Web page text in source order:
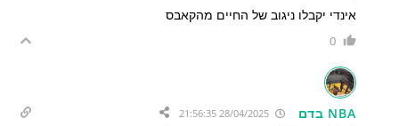
אינדי יקבלו ניגוב של החיים מהקאבס
0
NBA בדם 28/04/2025 21:56:35